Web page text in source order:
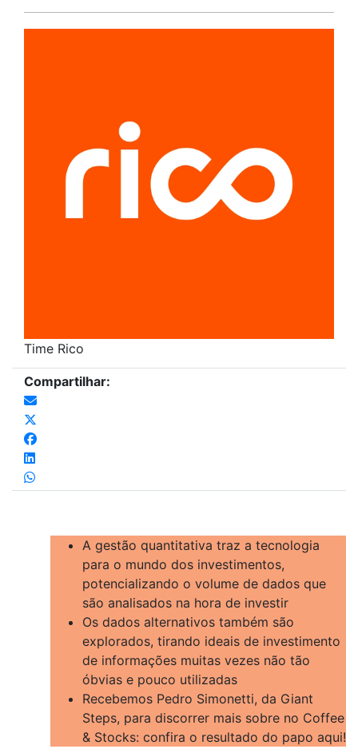
Time Rico
Compartilhar:
A gestão quantitativa traz a tecnologia
para o mundo dos investimentos,
potencializando o volume de dados que
são analisados na hora de investir
Os dados alternativos também são
explorados, tirando ideais de investimento
de informações muitas vezes não tão
óbvias e pouco utilizadas
Recebemos Pedro Simonetti, da Giant
Steps, para discorrer mais sobre no Coffee
& Stocks: confira o resultado do papo aqui!